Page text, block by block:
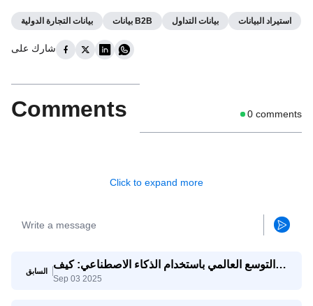
بيانات التجارة الدولية بيانات B2B بيانات التداول استيراد البيانات
شارك على
Comments 0 comments
Click to expand more
السابق
التوسع العالمي باستخدام الذكاء الاصطناعي: كيف
تتنافس الشركات الصغيرة والمتوسطة مع الشركات
Sep 03 2025